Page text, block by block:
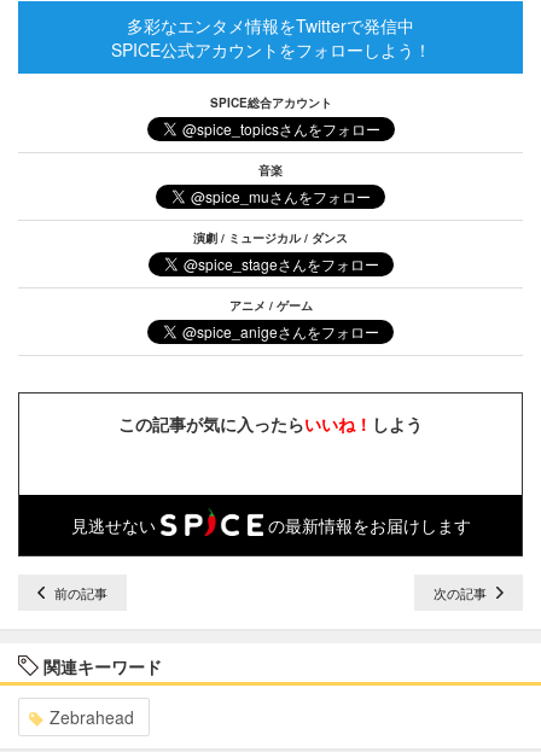
多彩なエンタメ情報をTwitterで発信中
SPICE公式アカウントをフォローしよう！
SPICE総合アカウント
音楽
演劇 / ミュージカル / ダンス
アニメ / ゲーム
この記事が気に入ったらいいね！ しよう
見逃せない の最新情報をお届けします
前の記事 次の記事
関連キーワード
Zebrahead